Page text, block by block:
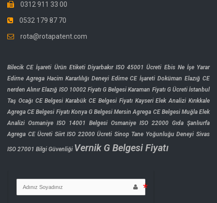
0312 911 33 00
0532 179 87 70
rota@rotapatent.com
Bilecik CE İşareti Ürün Etiketi Diyarbakır ISO 45001 Ücreti Ebis Ne İşe Yarar
Edirne Agrega Hacim Kararlılığı Deneyi Edirne CE İşareti Doküman Elazığ CE
nerden Alınır Elazığ ISO 10002 Fiyatı G Belgesi Karaman Fiyatı G Ücreti İstanbul
Taş Ocağı CE Belgesi Karabük CE Belgesi Fiyatı Kayseri Elek Analizi Kırıkkale
Agrega CE Belgesi Fiyatı Konya G Belgesi Mersin Agrega CE Belgesi Muğla Elek
Analizi Osmaniye ISO 14001 Belgesi Osmaniye ISO 22000 Gıda Şanlıurfa
Agrega CE Ücreti Siirt ISO 22000 Ücreti Sinop Tane Yoğunluğu Deneyi Sivas
ISO 27001 Bilgi Güvenliği Vernik G Belgesi Fiyatı